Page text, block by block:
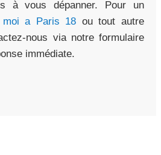
à vous dépanner. Pour un
moi a Paris 18 ou tout autre
nous via notre formulaire
immédiate.